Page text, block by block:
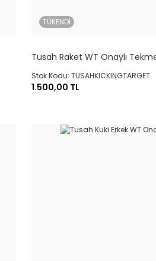
TÜKENDİ
Tusah Raket WT Onaylı
Stok Kodu: TUSAHKICKINGTARGET
1.500,00 TL